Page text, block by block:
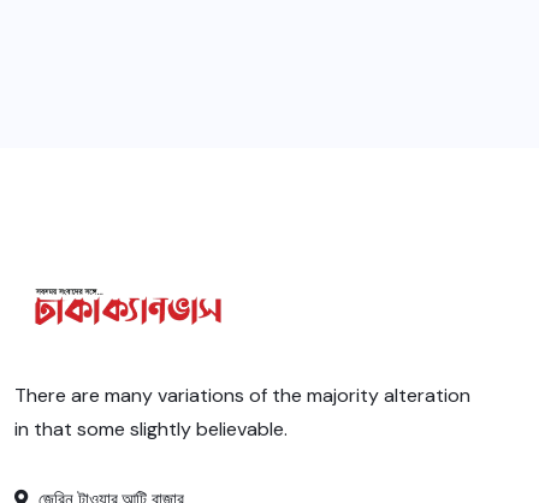
There are many variations of the majority alteration
in that some slightly believable.